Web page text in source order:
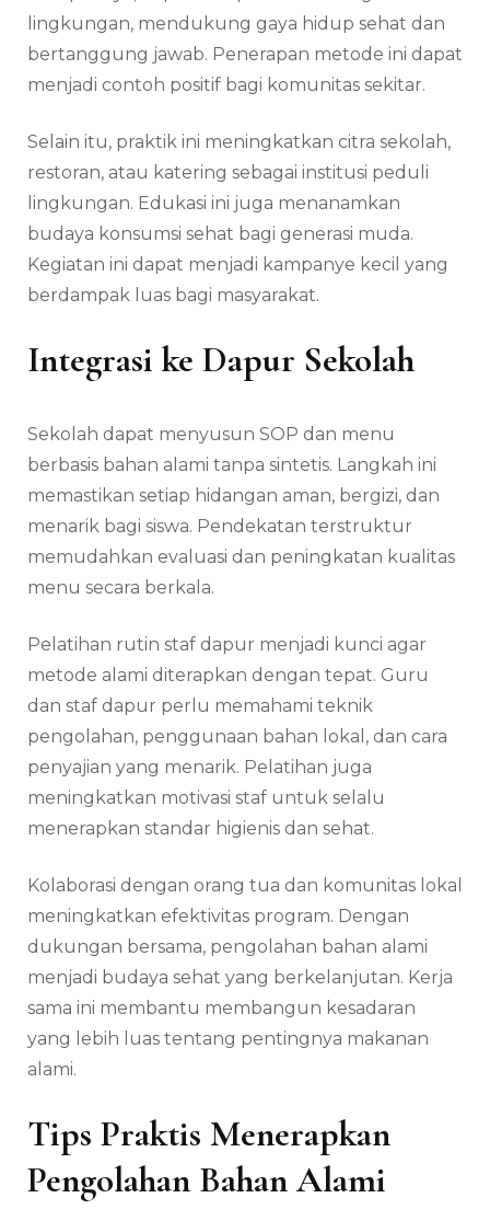
lingkungan, mendukung gaya hidup sehat dan
bertanggung jawab. Penerapan metode ini dapat
menjadi contoh positif bagi komunitas sekitar.
Selain itu, praktik ini meningkatkan citra sekolah,
restoran, atau katering sebagai institusi peduli
lingkungan. Edukasi ini juga menanamkan
budaya konsumsi sehat bagi generasi muda.
Kegiatan ini dapat menjadi kampanye kecil yang
berdampak luas bagi masyarakat.
Integrasi ke Dapur Sekolah
Sekolah dapat menyusun SOP dan menu
berbasis bahan alami tanpa sintetis. Langkah ini
memastikan setiap hidangan aman, bergizi, dan
menarik bagi siswa. Pendekatan terstruktur
memudahkan evaluasi dan peningkatan kualitas
menu secara berkala.
Pelatihan rutin staf dapur menjadi kunci agar
metode alami diterapkan dengan tepat. Guru
dan staf dapur perlu memahami teknik
pengolahan, penggunaan bahan lokal, dan cara
penyajian yang menarik. Pelatihan juga
meningkatkan motivasi staf untuk selalu
menerapkan standar higienis dan sehat.
Kolaborasi dengan orang tua dan komunitas lokal
meningkatkan efektivitas program. Dengan
dukungan bersama, pengolahan bahan alami
menjadi budaya sehat yang berkelanjutan. Kerja
sama ini membantu membangun kesadaran
yang lebih luas tentang pentingnya makanan
alami.
Tips Praktis Menerapkan
Pengolahan Bahan Alami